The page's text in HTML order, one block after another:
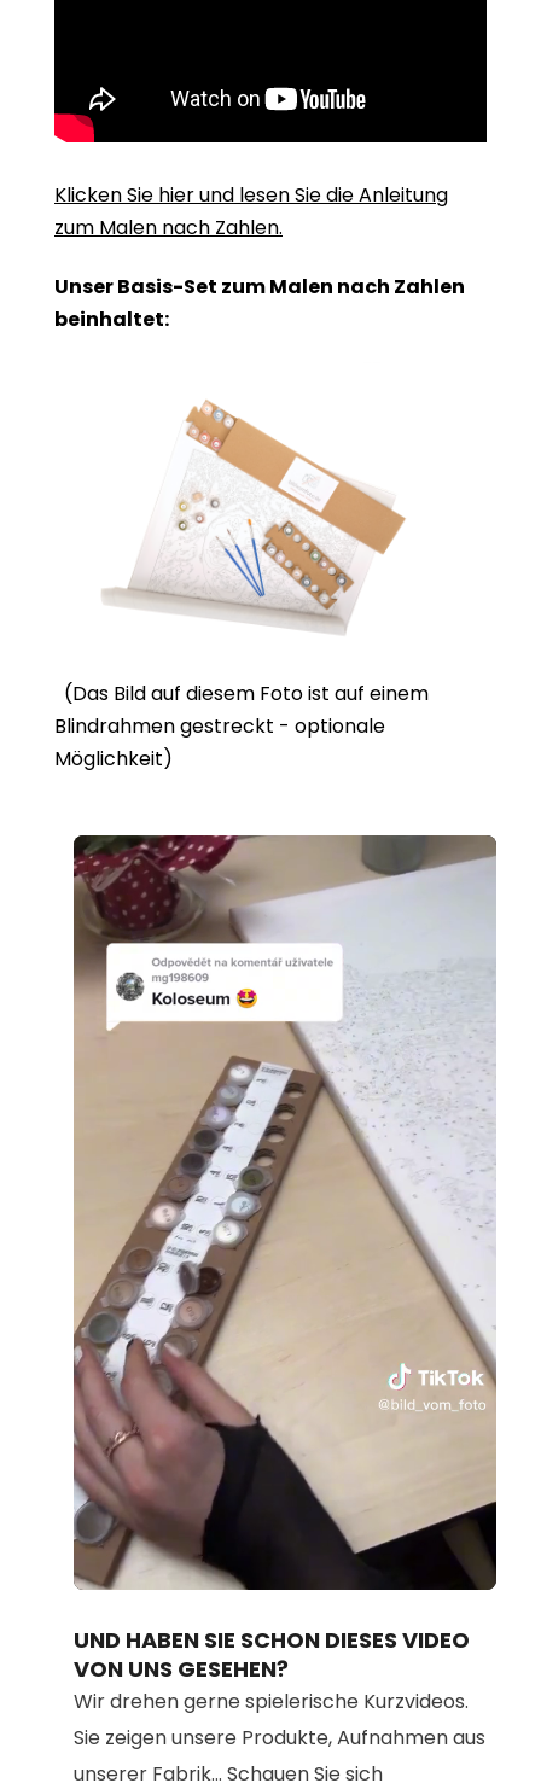
Klicken Sie hier und lesen Sie die Anleitung
zum Malen nach Zahlen.
Unser Basis-Set zum Malen nach Zahlen
beinhaltet:
(Das Bild auf diesem Foto ist auf einem
Blindrahmen gestreckt - optionale
Möglichkeit)
100.00%
UND HABEN SIE SCHON DIESES VIDEO
VON UNS GESEHEN?
Wir drehen gerne spielerische Kurzvideos.
Sie zeigen unsere Produkte, Aufnahmen aus
unserer Fabrik... Schauen Sie sich